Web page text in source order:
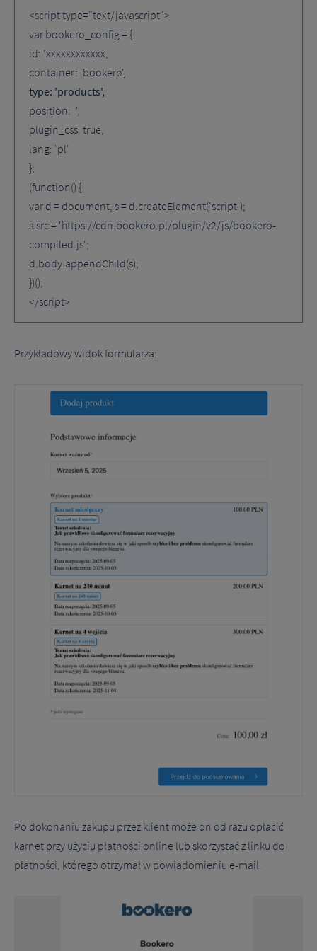
<script type="text/javascript">
var bookero_config = {
id: 'xxxxxxxxxxxx,
container: 'bookero',
type: 'products',
position: '',
plugin_css: true,
lang: 'pl'
};
(function() {
var d = document, s = d.createElement('script');
s.src = 'https://cdn.bookero.pl/plugin/v2/js/bookero-
compiled.js';
d.body.appendChild(s);
})();
</script>
Przykładowy widok formularza:
Po dokonaniu zakupu przez klient może on od razu opłacić
karnet przy użyciu płatności online lub skorzystać z linku do
płatności, którego otrzymał w powiadomieniu e-mail.